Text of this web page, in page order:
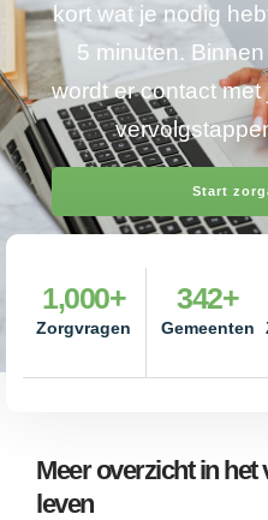
kort wat je nodig
5 minuten.
wordt er contact
Start
Zorgvragen
1,000+
Gemeenten
342+
Meer overzicht in
leven